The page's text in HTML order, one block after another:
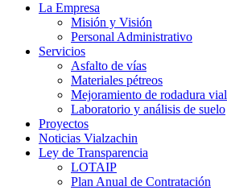
La Empresa
Misión y Visión
Personal Administrativo
Servicios
Asfalto de vías
Materiales pétreos
Mejoramiento de rodadura vial
Laboratorio y análisis de suelo
Proyectos
Noticias Vialzachin
Ley de Transparencia
LOTAIP
Plan Anual de Contratación